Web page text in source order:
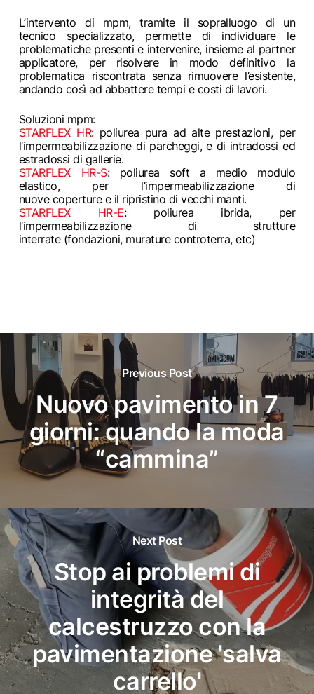
L’intervento di mpm, tramite il sopralluogo di un
tecnico specializzato, permette di individuare le
problematiche presenti e intervenire, insieme al partner
applicatore, per risolvere in modo definitivo la
problematica riscontrata senza rimuovere l’esistente,
andando così ad abbattere tempi e costi di lavori.
Soluzioni mpm:
STARFLEX HR: poliurea pura ad alte prestazioni, per
l’impermeabilizzazione di parcheggi, e di intradossi ed
estradossi di gallerie.
STARFLEX HR-S: poliurea soft a medio modulo
elastico, per l’impermeabilizzazione di
nuove coperture e il ripristino di vecchi manti.
STARFLEX HR-E: poliurea ibrida, per
l’impermeabilizzazione di strutture
interrate (fondazioni, murature controterra, etc)
Previous Post
Nuovo pavimento in 7
giorni: quando la moda
“cammina”
Next Post
Stop ai problemi di
integrità del
calcestruzzo con la
pavimentazione 'salva
carrello'